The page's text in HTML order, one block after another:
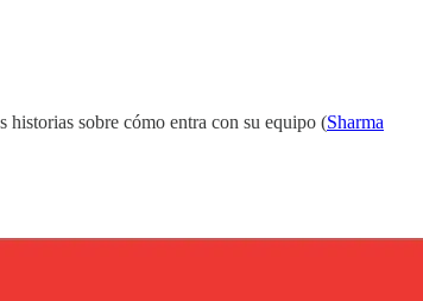
historias sobre cómo entra con su equipo (Sharma